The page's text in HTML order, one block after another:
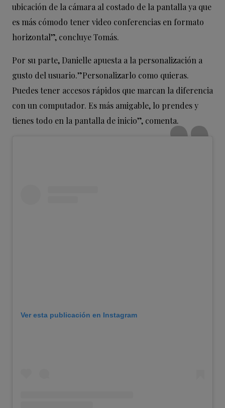
ubicación de la cámara al costado de la pantalla ya que
es más cómodo tener video conferencias en formato
horizontal”, concluye Tomás.
Por su parte, Danielle apuesta a la personalización a
gusto del usuario.”Personalizarlo como quieras.
Puedes tener accesos rápidos que marcan la diferencia
con un computador. Es más amigable, lo prendes y
tienes todo en la pantalla de inicio”, comenta.
Ver esta publicación en Instagram